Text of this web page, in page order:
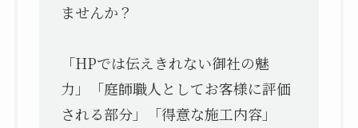
ませんか？
「HPでは伝えきれない御社の魅
力」「庭師職人としてお客様に評価
される部分」「得意な施工内容」